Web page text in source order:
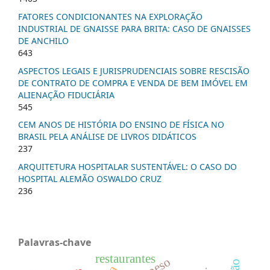
FATORES CONDICIONANTES NA EXPLORAÇÃO
INDUSTRIAL DE GNAISSE PARA BRITA: CASO DE GNAISSES
DE ANCHILO
643
ASPECTOS LEGAIS E JURISPRUDENCIAIS SOBRE RESCISÃO
DE CONTRATO DE COMPRA E VENDA DE BEM IMÓVEL EM
ALIENAÇÃO FIDUCIÁRIA
545
CEM ANOS DE HISTÓRIA DO ENSINO DE FÍSICA NO
BRASIL PELA ANÁLISE DE LIVROS DIDÁTICOS
237
ARQUITETURA HOSPITALAR SUSTENTÁVEL: O CASO DO
HOSPITAL ALEMÃO OSWALDO CRUZ
236
Palavras-chave
restaurantes